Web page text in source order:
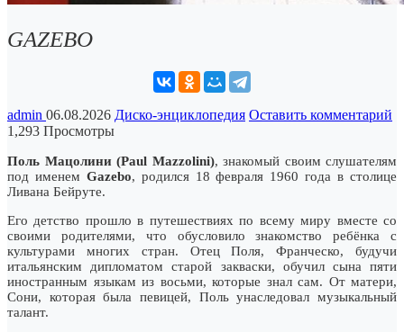
GAZEBO
admin 06.08.2026 Диско-энциклопедия Оставить комментарий
1,293 Просмотры
Поль Мацолини (Paul Mazzolini), знакомый своим слушателям
под именем Gazebo, родился 18 февраля 1960 года в столице
Ливана Бейруте.
Его детство прошло в путешествиях по всему миру вместе со
своими родителями, что обусловило знакомство ребёнка с
культурами многих стран. Отец Поля, Франческо, будучи
итальянским дипломатом старой закваски, обучил сына пяти
иностранным языкам из восьми, которые знал сам. От матери,
Сони, которая была певицей, Поль унаследовал музыкальный
талант.